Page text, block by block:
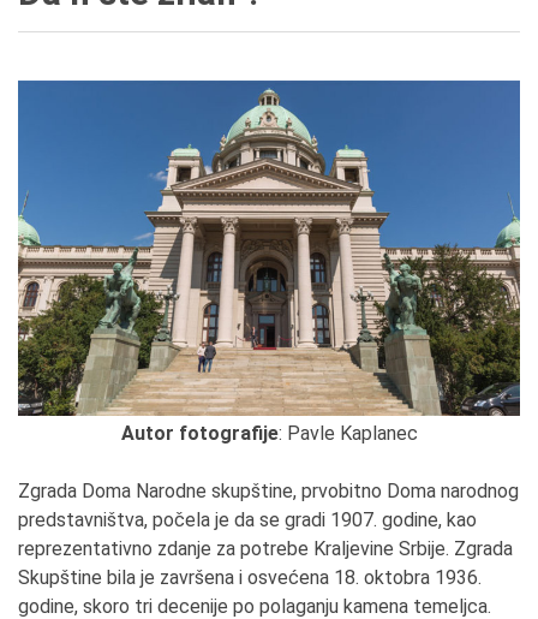
Autor fotografije: Pavle Kaplanec
Zgrada Doma Narodne skupštine, prvobitno Doma narodnog
predstavništva, počela je da se gradi 1907. godine, kao
reprezentativno zdanje za potrebe Kraljevine Srbije. Zgrada
Skupštine bila je završena i osvećena 18. oktobra 1936.
godine, skoro tri decenije po polaganju kamena temeljca.